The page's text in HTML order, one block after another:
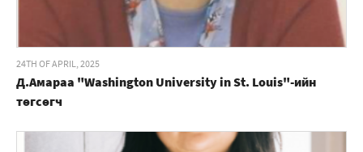
24TH OF APRIL, 2025
Д.Амараа "Washington University in St. Louis"-ийн
төгсөгч